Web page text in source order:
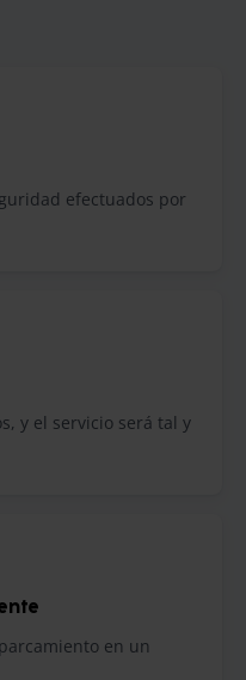
efectuados por
y el servicio será tal y
en un